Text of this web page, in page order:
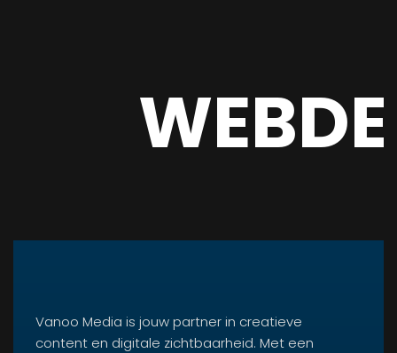
Vanoo Media is jouw partner in creatieve
content en digitale zichtbaarheid. Met een